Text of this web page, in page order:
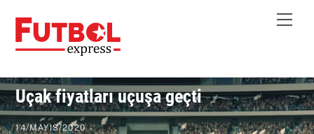
content
Uçak fiyatları uçuşa geçti
14/MAYIS/2020